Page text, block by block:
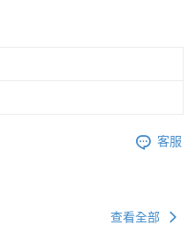
客服
查看全部